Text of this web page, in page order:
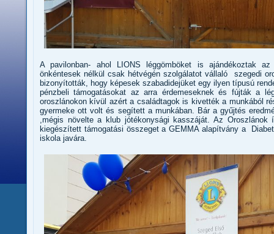
A pavilonban- ahol LIONS léggömböket is ajándékoztak az
önkéntesek nélkül csak hétvégén szolgálatot vállaló szegedi
bizonyították, hogy képesek szabadidejüket egy ilyen típusú
pénzbeli támogatásokat az arra érdemeseknek és fújták a
oroszlánokon kívül azért a családtagok is kivették a munkából
gyermeke ott volt és segített a munkában. Bár a gyűjtés
,mégis növelte a klub jótékonysági kasszáját. Az
kiegészített támogatási összeget a GEMMA alapítvány a
iskola javára.